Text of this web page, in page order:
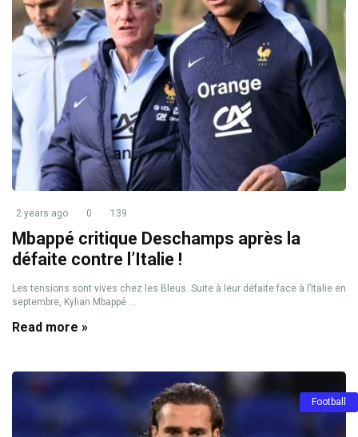
2 years ago 0 139
Mbappé critique Deschamps après la
défaite contre l’Italie !
Les tensions sont vives chez les Bleus. Suite à leur défaite face à l’Italie en
septembre, Kylian Mbappé ...
Read more »
Football